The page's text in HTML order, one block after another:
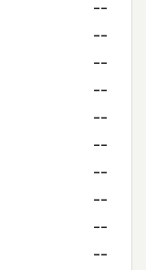
--
--
--
--
--
--
--
--
--
--